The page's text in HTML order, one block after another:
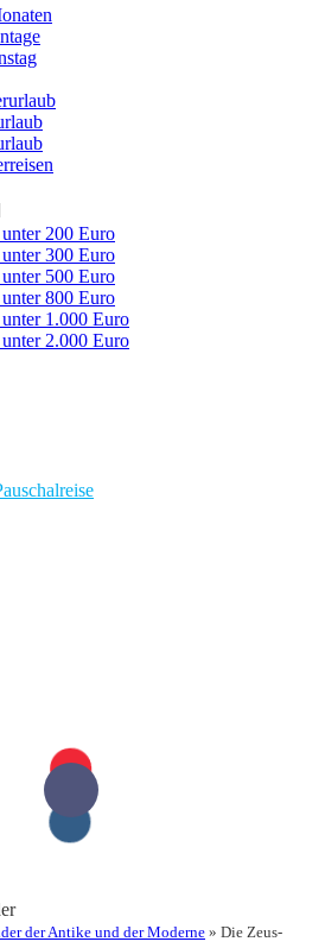
200 Euro
300 Euro
500 Euro
800 Euro
1.000 Euro
2.000 Euro
der Antike und der Moderne » Die Zeus-